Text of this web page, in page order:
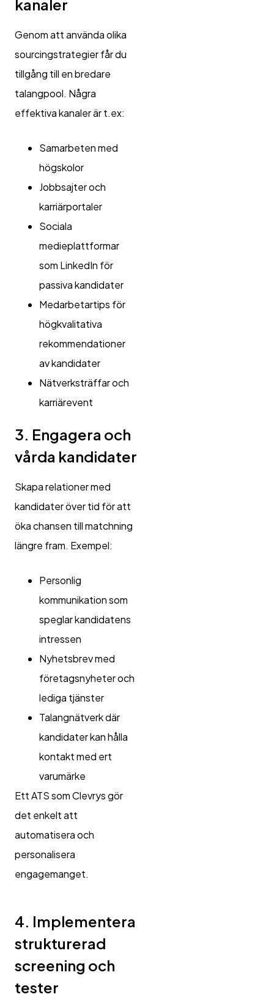
kanaler
Genom att använda olika
sourcingstrategier får du
tillgång till en bredare
talangpool. Några
effektiva kanaler är t.ex:
Samarbeten med
högskolor
Jobbsajter och
karriärportaler
Sociala
medieplattformar
som LinkedIn för
passiva kandidater
Medarbetartips för
högkvalitativa
rekommendationer
av kandidater
Nätverksträffar och
karriärevent
3. Engagera och
vårda kandidater
Skapa relationer med
kandidater över tid för att
öka chansen till matchning
längre fram. Exempel:
Personlig
kommunikation som
speglar kandidatens
intressen
Nyhetsbrev med
företagsnyheter och
lediga tjänster
Talangnätverk där
kandidater kan hålla
kontakt med ert
varumärke
Ett ATS som Clevrys gör
det enkelt att
automatisera och
personalisera
engagemanget.
4. Implementera
strukturerad
screening och
tester